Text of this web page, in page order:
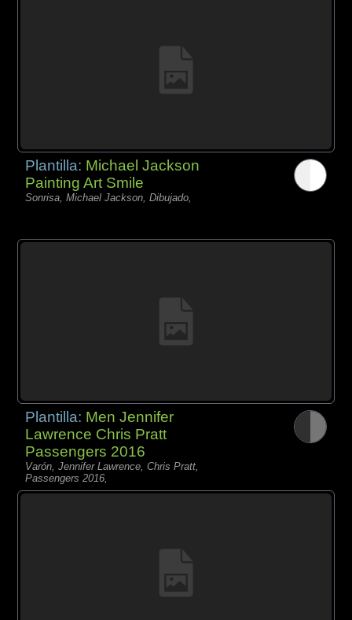
Plantilla: Michael Jackson
Painting Art Smile
Sonrisa, Michael Jackson, Dibujado,
Plantilla: Men Jennifer
Lawrence Chris Pratt
Passengers 2016
Varón, Jennifer Lawrence, Chris Pratt,
Passengers 2016,